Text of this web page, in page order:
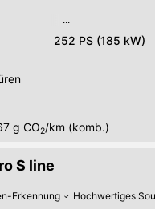
252 PS (185 kW)
g CO2/km (komb.)
S line
Erkennung Hochwertiges